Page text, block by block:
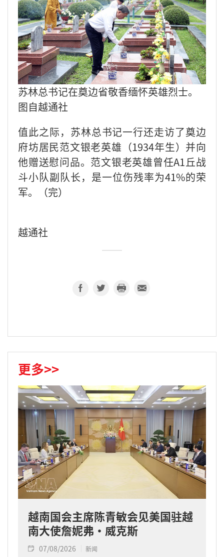
苏林总书记在奠边省敬香缅怀英雄烈士。
图自越通社
值此之际，苏林总书记一行还走访了奠边
府坊居民范文银老英雄（1934年生）并向
他赠送慰问品。范文银老英雄曾任A1丘战
斗小队副队长，是一位伤残率为41%的荣
军。（完）
越通社
更多>>
越南国会主席陈青敏会见美国驻越
南大使詹妮弗·威克斯
07/08/2026 新闻